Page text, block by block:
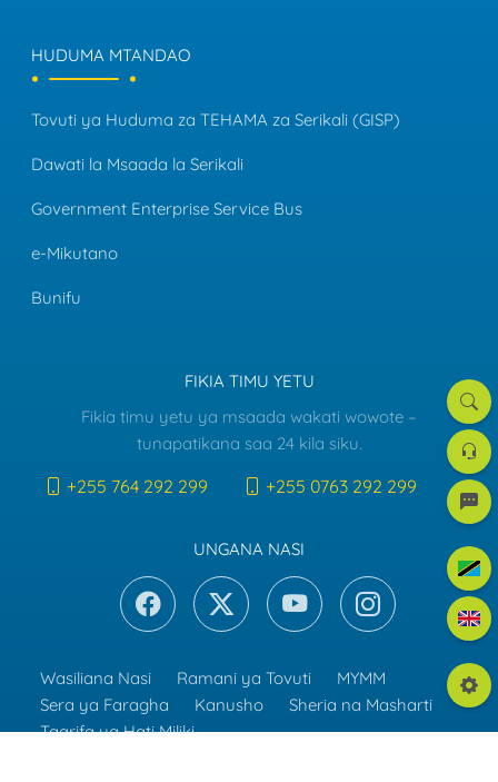
la
e-
HUDUMA MTANDAO
Tovuti ya Huduma za TEHAMA za Serikali (GISP)
Dawati la Msaada la Serikali
Government Enterprise Service Bus
e-Mikutano
Bunifu
FIKIA TIMU YETU
Fikia timu yetu ya msaada wakati wowote –
tunapatikana saa 24 kila siku.
+255 764 292 299 +255 0763 292 299
UNGANA NASI
Wasiliana Nasi Ramani ya Tovuti
MYMM
Sera ya Faragha
Kanusho
Sheria na Masharti
Taarifa ya Hati Miliki